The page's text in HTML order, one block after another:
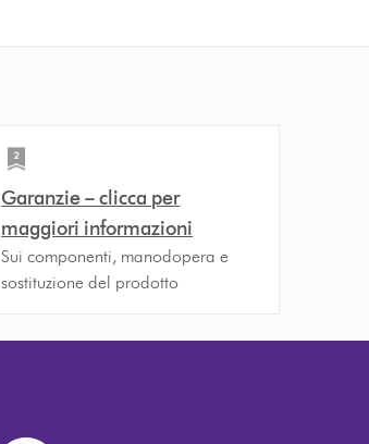
Garanzie – clicca per
maggiori informazioni
Sui componenti, manodopera e
sostituzione del prodotto